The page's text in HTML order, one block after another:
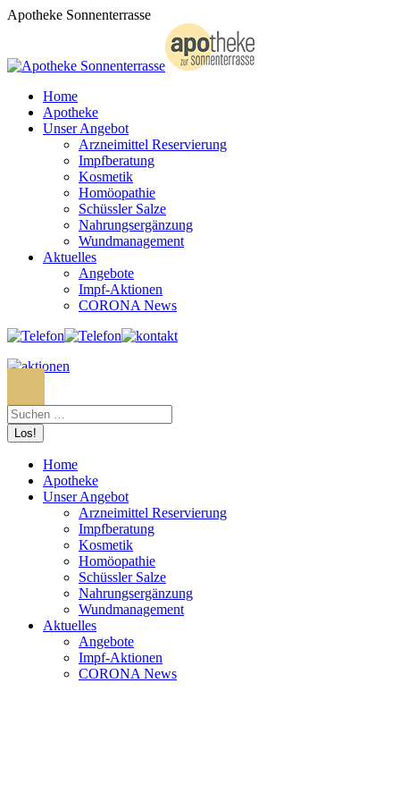
Zum
Apotheke Sonnenterrasse
Home
Apotheke
Unser Angebot
Arzneimittel Reservierung
Impfberatung
Kosmetik
Homöopathie
Schüssler Salze
Nahrungsergänzung
Wundmanagement
Aktuelles
Angebote
Impf-Aktionen
CORONA News
Home
Apotheke
Unser Angebot
Arzneimittel Reservierung
Impfberatung
Kosmetik
Homöopathie
Schüssler Salze
Nahrungsergänzung
Wundmanagement
Aktuelles
Angebote
Impf-Aktionen
CORONA News